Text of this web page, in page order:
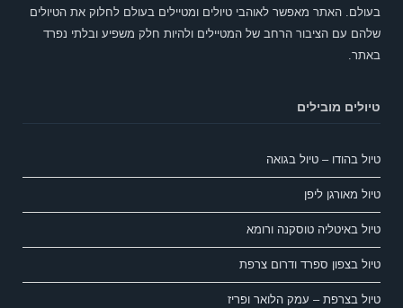
בעולם. האתר מאפשר לאוהבי טיולים ומטיילים בעולם לחלוק את הטיולים
שלהם עם הציבור הרחב של המטיילים ולהיות חלק משפיע ובלתי נפרד
באתר.
טיולים מובילים
טיול בהודו – טיול בגואה
טיול מאורגן ליפן
טיול באיטליה טוסקנה ורומא
טיול בצפון ספרד ודרום צרפת
טיול בצרפת – עמק הלואר ופריז